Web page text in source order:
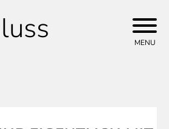
Skip
to
MENU